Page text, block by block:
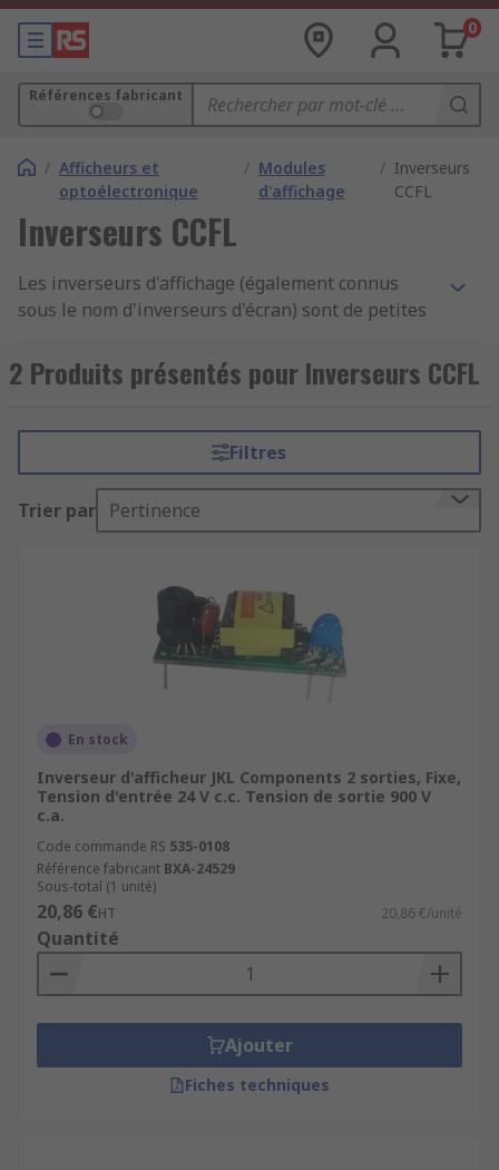
0
Références fabricant
/ Afficheurs et
optoélectronique
/ Modules
d'affichage
/ Inverseurs
CCFL
Inverseurs CCFL
Les inverseurs d'affichage (également connus
sous le nom d'inverseurs d'écran) sont de petites
dispositifs électroniques avec des affichages
(écrans affichant les images). Ils transforment le
en courant alternatif (c.a.). En d'autres termes, les
inverseurs d'affichage sont un type d'adaptateur
d'alimentation.
Sans lumière, un affichage n'estpas capable
d'afficher des images. De nombreux affichages
utilisent une CCFL (lampe fluorescente à cathode
fonctionner. Communément appelé inverseur
d'affichage CCFL, ce composant prépare
l'alimentation c.c. à fonctionner conformément
aux exigences d'alimentation alternative de la
lampe.
Applications communes des inverseurs
d'affichage
Les inverseurs d'affichage sont généralement
utilisés dans les dispositifs électroniques tels
que les moniteurs d'ordinateur, les ordinateurs
portables, les lecteurs multimédia portatifs, les
2 Produits présentés pour Inverseurs CCFL
Filtres
Trier par Pertinence
En stock
Inverseur d'afficheur JKL Components 2 sorties, Fixe,
Tension d'entrée 24 V c.c. Tension de sortie 900 V
c.a.
Code commande RS 535-0108
Référence fabricant BXA-24529
Sous-total (1 unité)
20,86 €HT 20,86 €/unité
Quantité
Ajouter
Fiches techniques